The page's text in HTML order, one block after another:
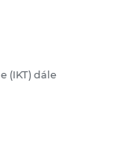
(IKT) dále